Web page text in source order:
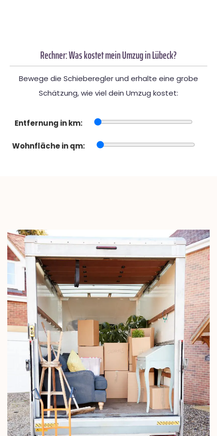
Rechner: Was kostet mein Umzug in Lübeck?
Bewege die Schieberegler und erhalte eine grobe
Schätzung, wie viel dein Umzug kostet:
Entfernung in km:
Wohnfläche in qm: